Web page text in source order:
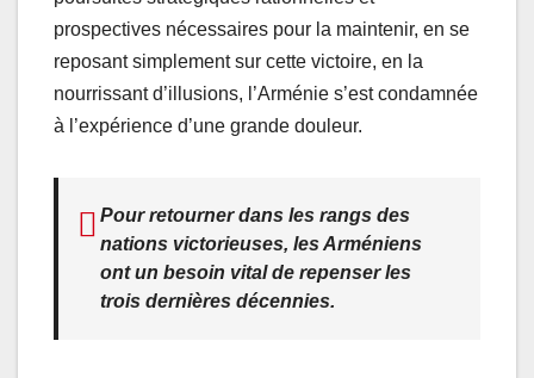
prospectives nécessaires pour la maintenir, en se
reposant simplement sur cette victoire, en la
nourrissant d’illusions, l’Arménie s’est condamnée
à l’expérience d’une grande douleur.
Pour retourner dans les rangs des
nations victorieuses, les Arméniens
ont un besoin vital de repenser les
trois dernières décennies.